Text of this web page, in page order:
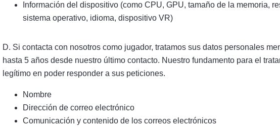
Información del dispositivo (como CPU, GPU, tamaño de la memoria,
sistema operativo, idioma, dispositivo VR)
D. Si contacta con nosotros como jugador, tratamos sus datos personales
hasta 5 años desde nuestro último contacto. Nuestro fundamento para el
legítimo en poder responder a sus peticiones.
Nombre
Dirección de correo electrónico
Comunicación y contenido de los correos electrónicos